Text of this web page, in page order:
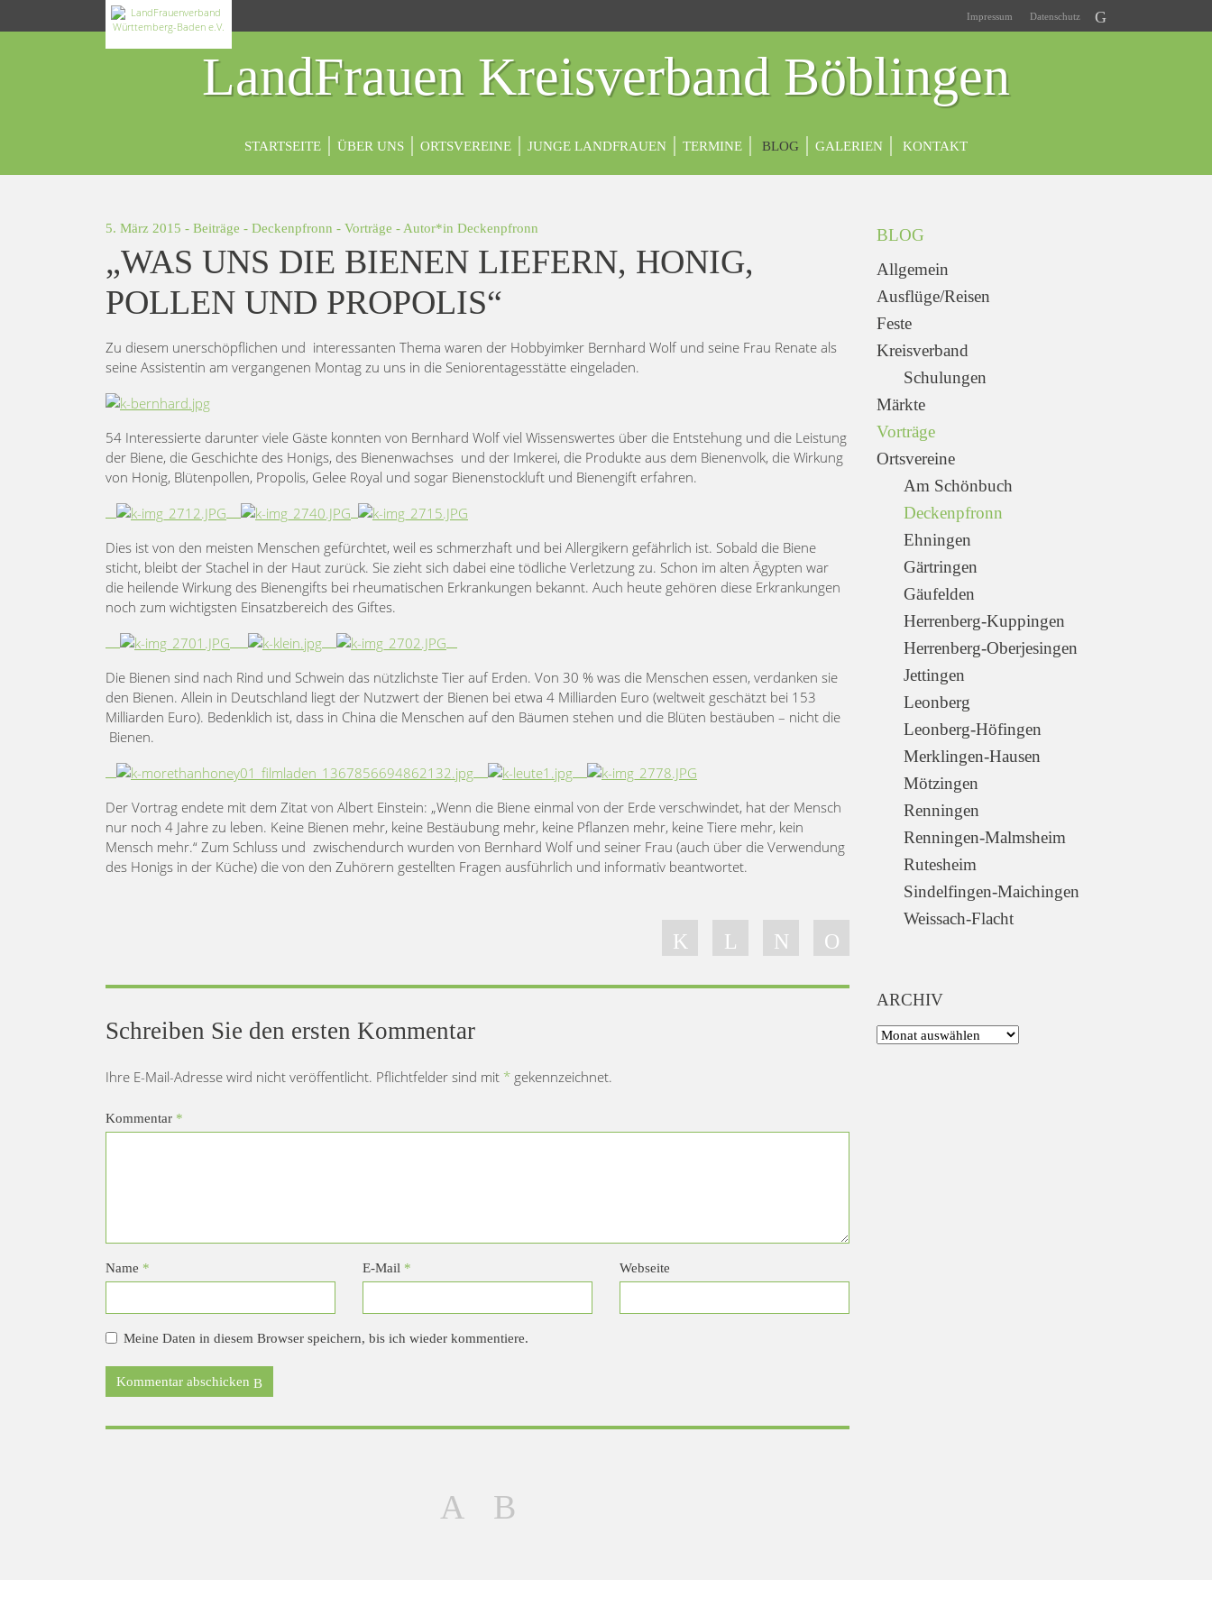
Impressum Datenschutz
LandFrauen Kreisverband Böblingen
STARTSEITE ÜBER UNS ORTSVEREINE JUNGE LANDFRAUEN TERMINE BLOG GALERIEN KONTAKT
5. März 2015 - Beiträge - Deckenpfronn - Vorträge - Autor*in Deckenpfronn
„WAS UNS DIE BIENEN LIEFERN, HONIG,
POLLEN UND PROPOLIS“
Zu diesem unerschöpflichen und interessanten Thema waren der Hobbyimker Bernhard Wolf und seine Frau Renate als
seine Assistentin am vergangenen Montag zu uns in die Seniorentagesstätte eingeladen.
54 Interessierte darunter viele Gäste konnten von Bernhard Wolf viel Wissenswertes über die Entstehung und die Leistung
der Biene, die Geschichte des Honigs, des Bienenwachses und der Imkerei, die Produkte aus dem Bienenvolk, die Wirkung
von Honig, Blütenpollen, Propolis, Gelee Royal und sogar Bienenstockluft und Bienengift erfahren.
Dies ist von den meisten Menschen gefürchtet, weil es schmerzhaft und bei Allergikern gefährlich ist. Sobald die Biene
sticht, bleibt der Stachel in der Haut zurück. Sie zieht sich dabei eine tödliche Verletzung zu. Schon im alten Ägypten war
die heilende Wirkung des Bienengifts bei rheumatischen Erkrankungen bekannt. Auch heute gehören diese Erkrankungen
noch zum wichtigsten Einsatzbereich des Giftes.
Die Bienen sind nach Rind und Schwein das nützlichste Tier auf Erden. Von 30 % was die Menschen essen, verdanken sie
den Bienen. Allein in Deutschland liegt der Nutzwert der Bienen bei etwa 4 Milliarden Euro (weltweit geschätzt bei 153
Milliarden Euro). Bedenklich ist, dass in China die Menschen auf den Bäumen stehen und die Blüten bestäuben – nicht die
Bienen.
Der Vortrag endete mit dem Zitat von Albert Einstein: „Wenn die Biene einmal von der Erde verschwindet, hat der Mensch
nur noch 4 Jahre zu leben. Keine Bienen mehr, keine Bestäubung mehr, keine Pflanzen mehr, keine Tiere mehr, kein
Mensch mehr.“ Zum Schluss und zwischendurch wurden von Bernhard Wolf und seiner Frau (auch über die Verwendung
des Honigs in der Küche) die von den Zuhörern gestellten Fragen ausführlich und informativ beantwortet.
Schreiben Sie den ersten Kommentar
Ihre E-Mail-Adresse wird nicht veröffentlicht. Pflichtfelder sind mit * gekennzeichnet.
Kommentar *
Name * E-Mail * Webseite
Meine Daten in diesem Browser speichern, bis ich wieder kommentiere.
Kommentar abschicken
BLOG
Allgemein
Ausflüge/Reisen
Feste
Kreisverband
Schulungen
Märkte
Vorträge
Ortsvereine
Am Schönbuch
Deckenpfronn
Ehningen
Gärtringen
Gäufelden
Herrenberg-Kuppingen
Herrenberg-Oberjesingen
Jettingen
Leonberg
Leonberg-Höfingen
Merklingen-Hausen
Mötzingen
Renningen
Renningen-Malmsheim
Rutesheim
Sindelfingen-Maichingen
Weissach-Flacht
ARCHIV